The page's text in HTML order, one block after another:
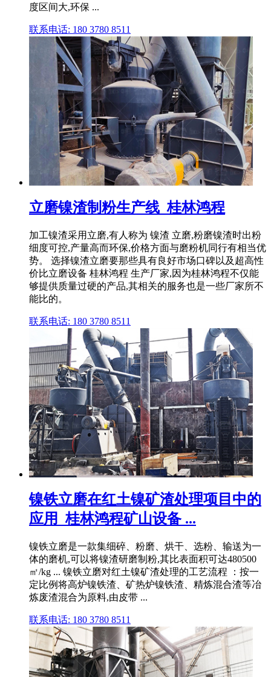
度区间大,环保 ...
联系电话: 180 3780 8511
立磨镍渣制粉生产线_桂林鸿程
加工镍渣采用立磨,有人称为 镍渣 立磨,粉磨镍渣时出粉
细度可控,产量高而环保,价格方面与磨粉机同行有相当优
势。 选择镍渣立磨要那些具有良好市场口碑以及超高性
价比立磨设备 桂林鸿程 生产厂家,因为桂林鸿程不仅能
够提供质量过硬的产品,其相关的服务也是一些厂家所不
能比的。
联系电话: 180 3780 8511
镍铁立磨在红土镍矿渣处理项目中的
应用_桂林鸿程矿山设备 ...
镍铁立磨是一款集细碎、粉磨、烘干、选粉、输送为一
体的磨机,可以将镍渣研磨制粉,其比表面积可达480500
㎡/kg ... 镍铁立磨对红土镍矿渣处理的工艺流程 ：按一
定比例将高炉镍铁渣、矿热炉镍铁渣、精炼混合渣等冶
炼废渣混合为原料,由皮带 ...
联系电话: 180 3780 8511